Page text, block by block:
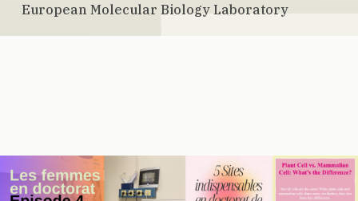
European Molecular Biology Laboratory